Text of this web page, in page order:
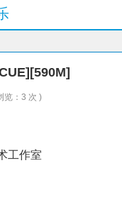
览：3 次 )
工作室